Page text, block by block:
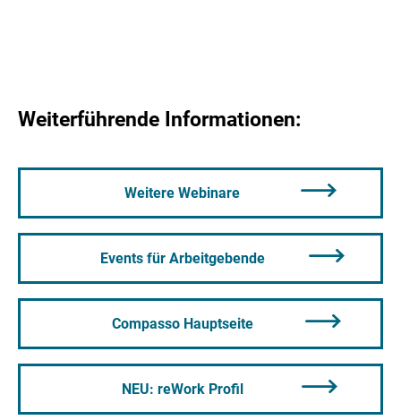
Weiterführende Informationen:
Weitere Webinare
Events für Arbeitgebende
Compasso Hauptseite
NEU: reWork Profil